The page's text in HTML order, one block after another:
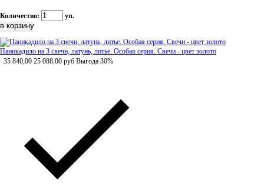
Количество: уп.
Паникадило на 3 свечи, латунь, литье. Особая серия. Свечи - цвет золото
35 840,00 25 088,00 руб Выгода 30%